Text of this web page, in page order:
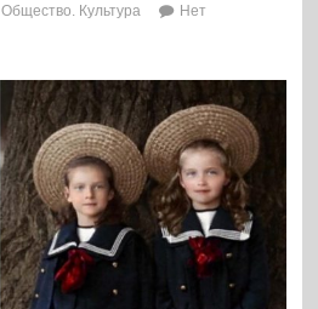
Общество. Культура
Нет